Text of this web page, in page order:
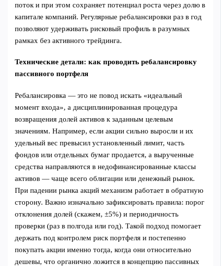
поток и при этом сохраняет потенциал роста через долю в
капитале компаний. Регулярные ребалансировки раз в год
позволяют удерживать рисковый профиль в разумных
рамках без активного трейдинга.
Технические детали: как проводить ребалансировку
пассивного портфеля
Ребалансировка — это не повод искать «идеальный
момент входа», а дисциплинированная процедура
возвращения долей активов к заданным целевым
значениям. Например, если акции сильно выросли и их
удельный вес превысил установленный лимит, часть
фондов или отдельных бумаг продается, а вырученные
средства направляются в недофинансированные классы
активов — чаще всего облигации или денежный рынок.
При падении рынка акций механизм работает в обратную
сторону. Важно изначально зафиксировать правила: порог
отклонения долей (скажем, ±5%) и периодичность
проверки (раз в полгода или год). Такой подход помогает
держать под контролем риск портфеля и постепенно
покупать акции именно тогда, когда они относительно
дешевы, что органично ложится в концепцию пассивных